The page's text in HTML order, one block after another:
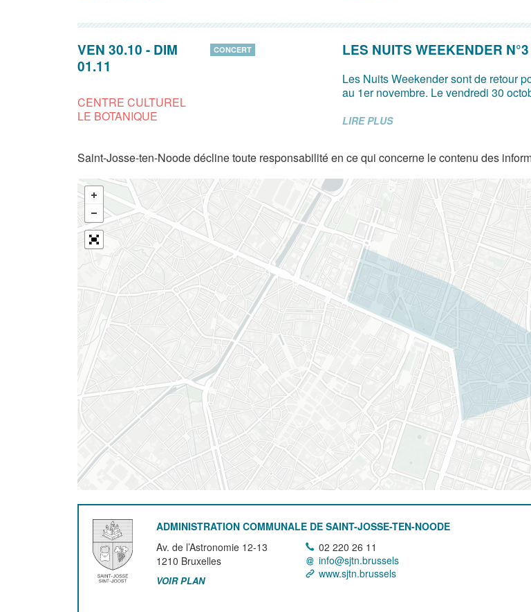
VEN 30.10 - DIM
01.11
CENTRE CULTUREL
LE BOTANIQUE
CONCERT LES NUITS WEEKENDER N°3
Les Nuits Weekender sont de retour
au 1er novembre. Le vendredi 30
LIRE PLUS
Saint-Josse-ten-Noode décline toute responsabilité en ce qui concerne le contenu des
ADMINISTRATION COMMUNALE DE SAINT-JOSSE-TEN-NOODE
Av. de l’Astronomie 12-13
1210 Bruxelles
VOIR PLAN
02 220 26 11
info@sjtn.brussels
www.sjtn.brussels